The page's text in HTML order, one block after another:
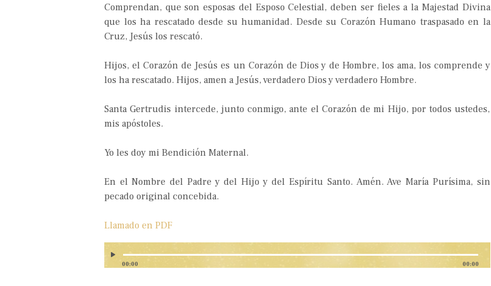
Comprendan, que son esposas del Esposo Celestial, deben ser fieles a la Majestad Divina
que los ha rescatado desde su humanidad. Desde su Corazón Humano traspasado en la
Cruz, Jesús los rescató.
Hijos, el Corazón de Jesús es un Corazón de Dios y de Hombre, los ama, los comprende y
los ha rescatado. Hijos, amen a Jesús, verdadero Dios y verdadero Hombre.
Santa Gertrudis intercede, junto conmigo, ante el Corazón de mi Hijo, por todos ustedes,
mis apóstoles.
Yo les doy mi Bendición Maternal.
En el Nombre del Padre y del Hijo y del Espíritu Santo. Amén. Ave María Purísima, sin
pecado original concebida.
Llamado en PDF
00:00 00:00